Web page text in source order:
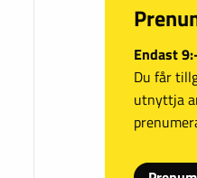
Endast
Du får
utnyttja